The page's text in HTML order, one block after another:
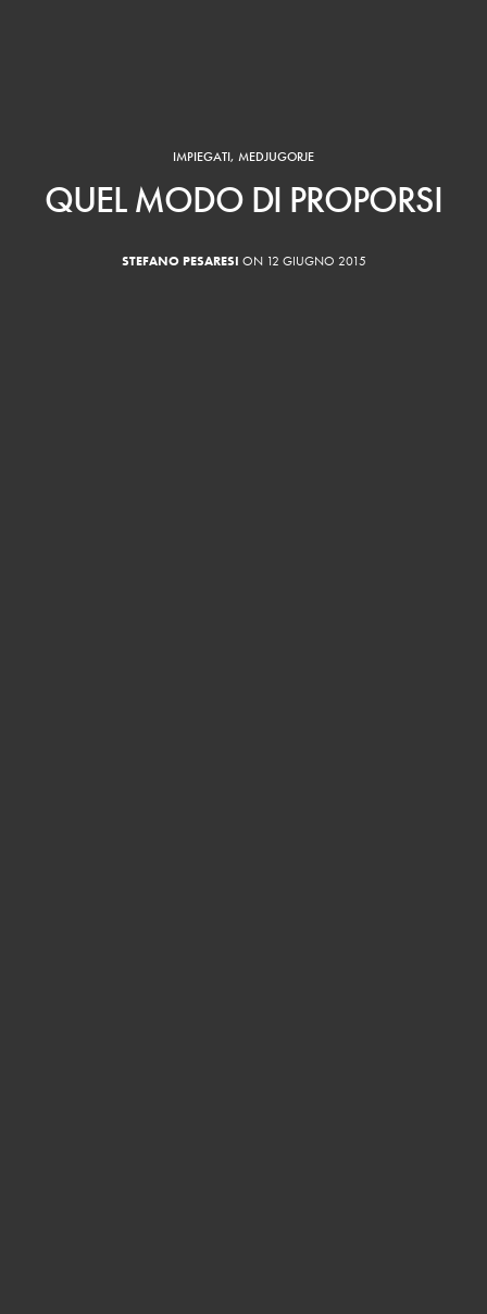
IMPIEGATI, MEDJUGORJE
QUEL MODO DI PROPORSI
STEFANO PESARESI ON 12 GIUGNO 2015